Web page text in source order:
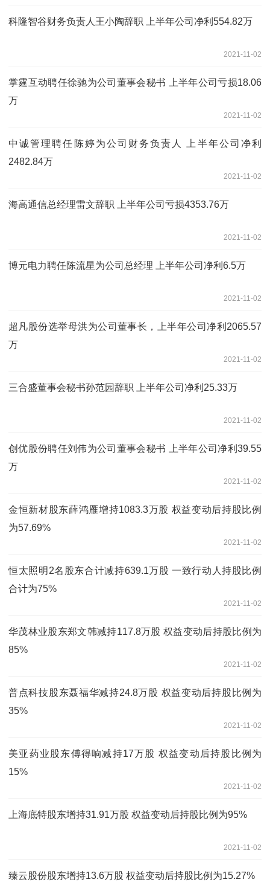
科隆智谷财务负责人王小陶辞职 上半年公司净利554.82万
2021-11-02
掌霆互动聘任徐驰为公司董事会秘书 上半年公司亏损18.06
万
2021-11-02
中诚管理聘任陈婷为公司财务负责人 上半年公司净利
2482.84万
2021-11-02
海高通信总经理雷文辞职 上半年公司亏损4353.76万
2021-11-02
博元电力聘任陈流星为公司总经理 上半年公司净利6.5万
2021-11-02
超凡股份选举母洪为公司董事长，上半年公司净利2065.57
万
2021-11-02
三合盛董事会秘书孙范园辞职 上半年公司净利25.33万
2021-11-02
创优股份聘任刘伟为公司董事会秘书 上半年公司净利39.55
万
2021-11-02
金恒新材股东薛鸿雁增持1083.3万股 权益变动后持股比例
为57.69%
2021-11-02
恒太照明2名股东合计减持639.1万股 一致行动人持股比例
合计为75%
2021-11-02
华茂林业股东郑文韩减持117.8万股 权益变动后持股比例为
85%
2021-11-02
普点科技股东聂福华减持24.8万股 权益变动后持股比例为
35%
2021-11-02
美亚药业股东傅得响减持17万股 权益变动后持股比例为
15%
2021-11-02
上海底特股东增持31.91万股 权益变动后持股比例为95%
2021-11-02
臻云股份股东增持13.6万股 权益变动后持股比例为15.27%